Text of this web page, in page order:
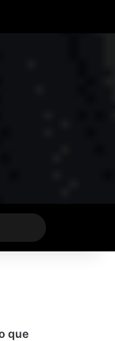
Buscar
por
que